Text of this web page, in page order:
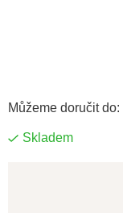
Skladem
Můžeme doručit do: